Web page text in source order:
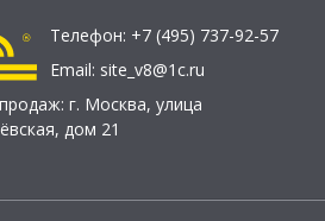
Телефон: +7 (495) 737-92-57
Email: site_v8@1c.ru
г. Москва, улица
дом 21